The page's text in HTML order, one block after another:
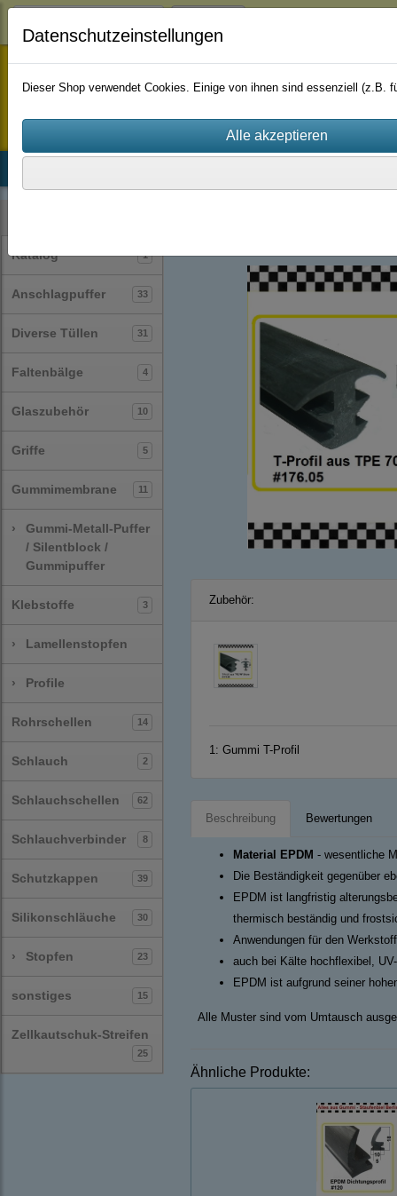
staufenbiel-berlin
Katalog 1
Anschlagpuffer 33
Diverse Tüllen 31
Faltenbälge 4
Glaszubehör 10
Griffe 5
Gummimembrane 11
›
Gummi-Metall-Puffer
/ Silentblock /
Gummipuffer
Klebstoffe 3
› Lamellenstopfen
› Profile
Rohrschellen 14
Schlauch 2
Schlauchschellen 62
Schlauchverbinder 8
Schutzkappen 39
Silikonschläuche 30
› Stopfen 23
sonstiges 15
Zellkautschuk-Streifen
25
Zubehör:
1: Gummi T-Profil
Beschreibung Bewertungen
Material EPDM - wesentliche
Die Beständigkeit gegenüber
EPDM ist langfristig
thermisch beständig und
Anwendungen für den
auch bei Kälte hochflexibel,
EPDM ist aufgrund seiner
Alle Muster sind vom Umtausch
Ähnliche Produkte:
Datenschutzeinstellungen
Dieser Shop verwendet Cookies. Einige von ihnen sind essenziell (z.B.